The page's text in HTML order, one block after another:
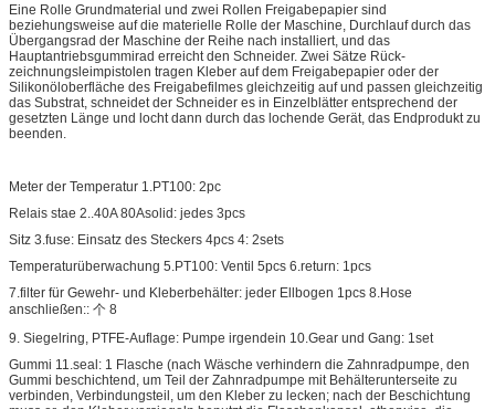
Eine Rolle Grundmaterial und zwei Rollen Freigabepapier sind
beziehungsweise auf die materielle Rolle der Maschine, Durchlauf durch das
Übergangsrad der Maschine der Reihe nach installiert, und das
Hauptantriebsgummirad erreicht den Schneider. Zwei Sätze Rück-
zeichnungsleimpistolen tragen Kleber auf dem Freigabepapier oder der
Silikonöloberfläche des Freigabefilmes gleichzeitig auf und passen gleichzeitig
das Substrat, schneidet der Schneider es in Einzelblätter entsprechend der
gesetzten Länge und locht dann durch das lochende Gerät, das Endprodukt zu
beenden.
Meter der Temperatur 1.PT100: 2pc
Relais stae 2..40A 80Asolid: jedes 3pcs
Sitz 3.fuse: Einsatz des Steckers 4pcs 4: 2sets
Temperaturüberwachung 5.PT100: Ventil 5pcs 6.return: 1pcs
7.filter für Gewehr- und Kleberbehälter: jeder Ellbogen 1pcs 8.Hose
anschließen:: 个 8
9. Siegelring, PTFE-Auflage: Pumpe irgendein 10.Gear und Gang: 1set
Gummi 11.seal: 1 Flasche (nach Wäsche verhindern die Zahnradpumpe, den
Gummi beschichtend, um Teil der Zahnradpumpe mit Behälterunterseite zu
verbinden, Verbindungsteil, um den Kleber zu lecken; nach der Beschichtung